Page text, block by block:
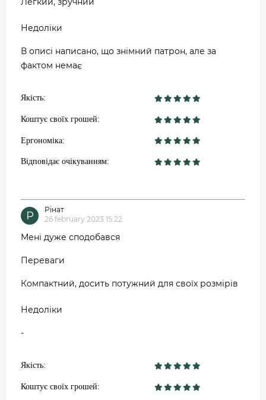
Недоліки
В описі написано, що знімний патрон, але за
фактом немає
Якість:
Коштує своїх грошей:
Ергономіка:
Відповідає очікуванням:
Р
Рінат
26 february 2023 15:22
Мені дуже сподобався
Переваги
Компактний, досить потужний для своїх розмірів
Недоліки
-
Якість:
Коштує своїх грошей: